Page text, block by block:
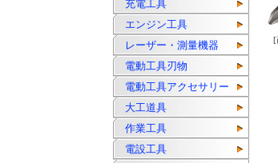
充電工具
エンジン工具
レーザー・測量機器
電動工具刃物
電動工具アクセサリー
大工道具
作業工具
電設工具
[